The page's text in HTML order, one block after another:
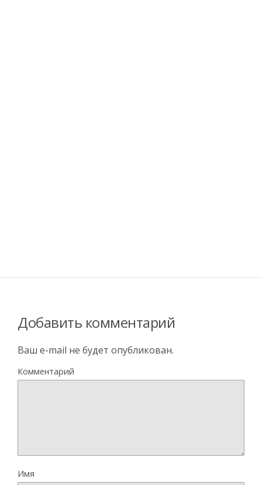
Добавить комментарий
Ваш e-mail не будет опубликован.
Комментарий
Имя